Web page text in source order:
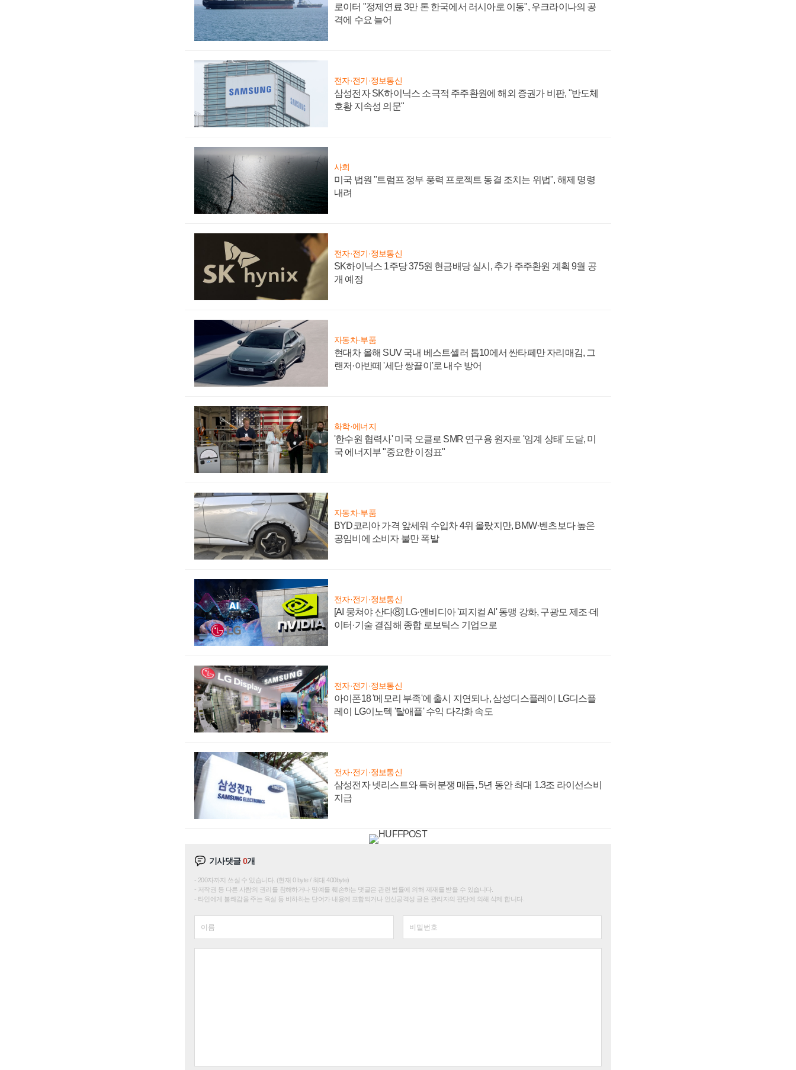
로이터 "정제연료 3만 톤 한국에서 러시아로 이동", 우크라이나의 공
격에 수요 늘어
전자·전기·정보통신
삼성전자 SK하이닉스 소극적 주주환원에 해외 증권가 비판, "반도체
호황 지속성 의문"
사회
미국 법원 "트럼프 정부 풍력 프로젝트 동결 조치는 위법", 해제 명령
내려
전자·전기·정보통신
SK하이닉스 1주당 375원 현금배당 실시, 추가 주주환원 계획 9월 공
개 예정
자동차·부품
현대차 올해 SUV 국내 베스트셀러 톱10에서 싼타페만 자리매김, 그
랜저·아반떼 '세단 쌍끌이'로 내수 방어
화학·에너지
'한수원 협력사' 미국 오클로 SMR 연구용 원자로 '임계 상태' 도달, 미
국 에너지부 "중요한 이정표"
자동차·부품
BYD코리아 가격 앞세워 수입차 4위 올랐지만, BMW·벤츠보다 높은
공임비에 소비자 불만 폭발
전자·전기·정보통신
[AI 뭉쳐야 산다⑧] LG·엔비디아 '피지컬 AI' 동맹 강화, 구광모 제조·데
이터·기술 결집해 종합 로보틱스 기업으로
전자·전기·정보통신
아이폰18 '메모리 부족'에 출시 지연되나, 삼성디스플레이 LG디스플
레이 LG이노텍 '탈애플' 수익 다각화 속도
전자·전기·정보통신
삼성전자 넷리스트와 특허분쟁 매듭, 5년 동안 최대 1.3조 라이선스비
지급
기사댓글0개
200자까지 쓰실 수 있습니다. (현재 0 byte / 최대 400byte)
저작권 등 다른 사람의 권리를 침해하거나 명예를 훼손하는 댓글은 관련 법률에 의해 제재를 받을 수 있습니다.
타인에게 불쾌감을 주는 욕설 등 비하하는 단어가 내용에 포함되거나 인신공격성 글은 관리자의 판단에 의해 삭제 합니다.